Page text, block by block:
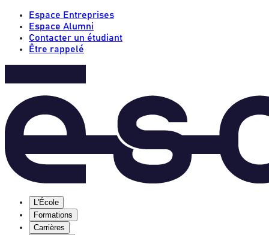
Espace Entreprises
Espace Alumni
Contacter un étudiant
Être rappelé
L'École
Formations
Carrières